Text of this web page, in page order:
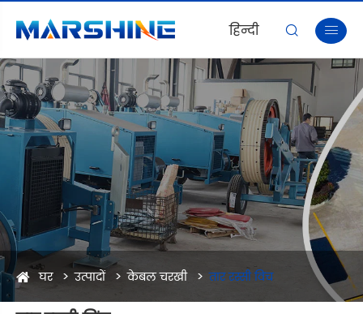
हिन्दी  
घर उत्पादों केबल चरखी तार रस्सी विंच